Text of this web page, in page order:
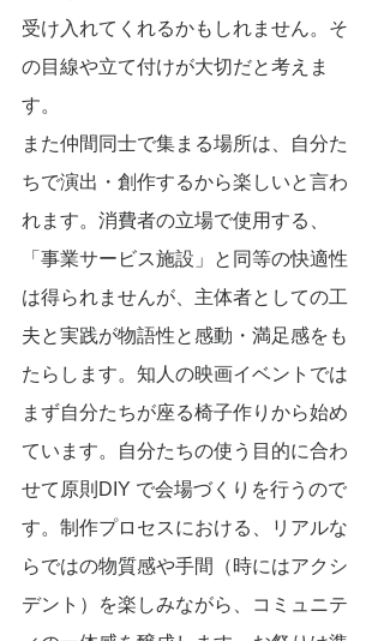
受け入れてくれるかもしれません。そ
の目線や立て付けが大切だと考えま
す。
また仲間同士で集まる場所は、自分た
ちで演出・創作するから楽しいと言わ
れます。消費者の立場で使用する、
「事業サービス施設」と同等の快適性
は得られませんが、主体者としての工
夫と実践が物語性と感動・満足感をも
たらします。知人の映画イベントでは
まず自分たちが座る椅子作りから始め
ています。自分たちの使う目的に合わ
せて原則DIY で会場づくりを行うので
す。制作プロセスにおける、リアルな
らではの物質感や手間（時にはアクシ
デント）を楽しみながら、コミュニテ